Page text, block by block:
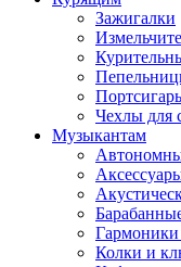
Зажигалки
Чехлы для
Музыкантам
Колки и